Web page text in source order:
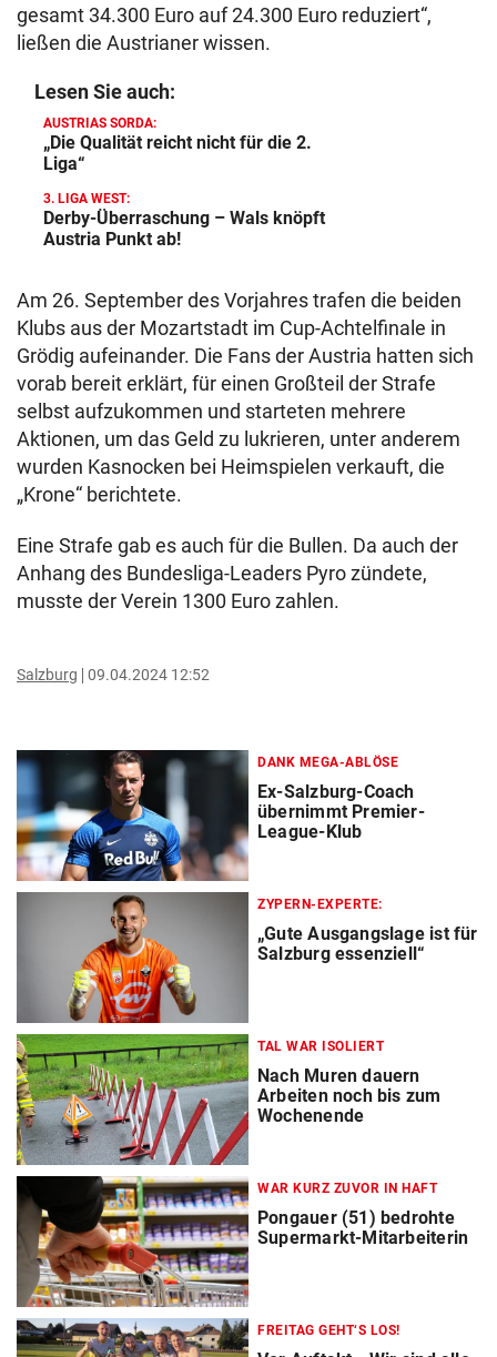
gesamt 34.300 Euro auf 24.300 Euro reduziert“,
ließen die Austrianer wissen.
Lesen Sie auch:
AUSTRIAS SORDA:
„Die Qualität reicht nicht für die 2.
Liga“
3. LIGA WEST:
Derby-Überraschung – Wals knöpft
Austria Punkt ab!
Am 26. September des Vorjahres trafen die beiden
Klubs aus der Mozartstadt im Cup-Achtelfinale in
Grödig aufeinander. Die Fans der Austria hatten sich
vorab bereit erklärt, für einen Großteil der Strafe
selbst aufzukommen und starteten mehrere
Aktionen, um das Geld zu lukrieren, unter anderem
wurden Kasnocken bei Heimspielen verkauft, die
„Krone“ berichtete.
Eine Strafe gab es auch für die Bullen. Da auch der
Anhang des Bundesliga-Leaders Pyro zündete,
musste der Verein 1300 Euro zahlen.
Salzburg 09.04.2024 12:52
DANK MEGA-ABLÖSE
Ex-Salzburg-Coach
übernimmt Premier-
League-Klub
ZYPERN-EXPERTE:
„Gute Ausgangslage ist für
Salzburg essenziell“
TAL WAR ISOLIERT
Nach Muren dauern
Arbeiten noch bis zum
Wochenende
WAR KURZ ZUVOR IN HAFT
Pongauer (51) bedrohte
Supermarkt-Mitarbeiterin
FREITAG GEHT‘S LOS!